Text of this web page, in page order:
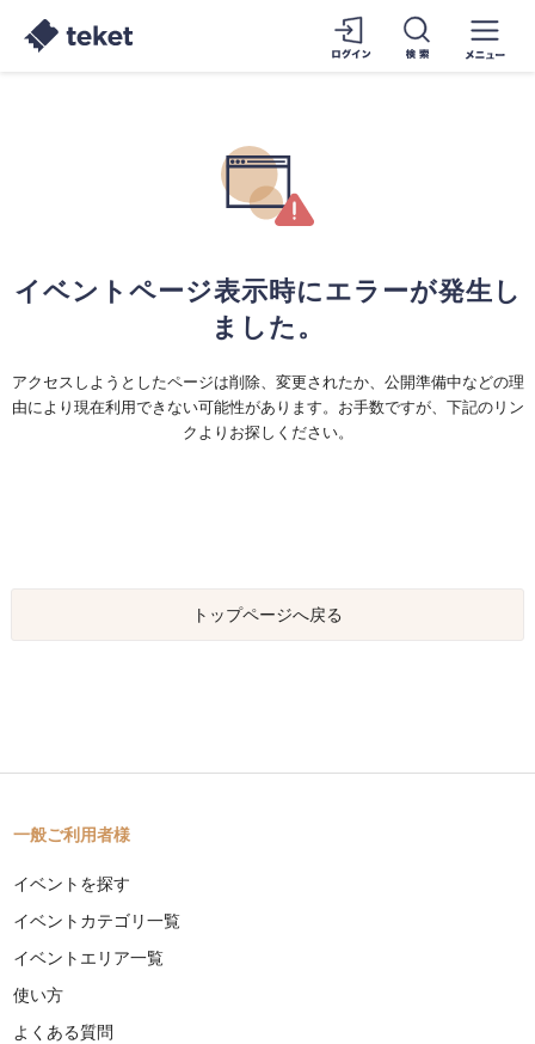
イベントページ表示時にエラーが発生し
ました。
アクセスしようとしたページは削除、変更されたか、公開準備中などの理
由により現在利用できない可能性があります。お手数ですが、下記のリン
クよりお探しください。
トップページへ戻る
一般ご利用者様
イベントを探す
イベントカテゴリ一覧
イベントエリア一覧
使い方
よくある質問